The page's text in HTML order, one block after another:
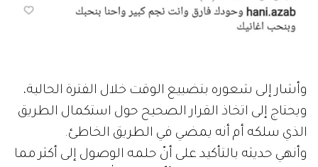
وأشار إلى شعوره بتضييع الوقت خلال الفترة الحالية،
ويحتاج إلى اتخاذ القرار الصحيح حول استكمال الطريق
الذي سلكه أم أنه يمضي في الطريق الخاطئ.
وأنهي حديثه بالتأكيد على أنّ حلمه الوصول إلى أكثر مما